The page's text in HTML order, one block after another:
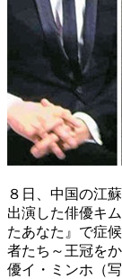
８日、中国の江
出演した俳優キ
たあなた』で症
者たち～王冠を
優イ・ミンホ（